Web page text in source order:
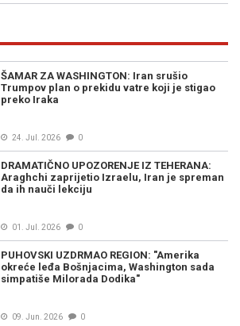
ŠAMAR ZA WASHINGTON: Iran srušio
Trumpov plan o prekidu vatre koji je stigao
preko Iraka
24. Jul. 2026 0
DRAMATIČNO UPOZORENJE IZ TEHERANA:
Araghchi zaprijetio Izraelu, Iran je spreman
da ih nauči lekciju
01. Jul. 2026 0
PUHOVSKI UZDRMAO REGION: "Amerika
okreće leđa Bošnjacima, Washington sada
simpatiše Milorada Dodika"
09. Jun. 2026 0